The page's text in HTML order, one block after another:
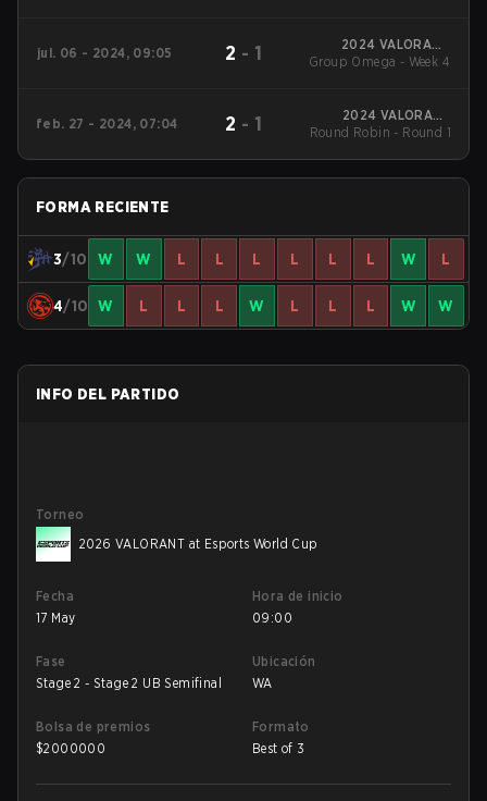
jul. 06 - 2024, 09:05 2 - 1
2024 VALORANT
Champions
Group Omega - Week 4
feb. 27 - 2024, 07:04 2 - 1
2024 VALORANT
Champions Tour:
Round Robin - Round 1
FORMA RECIENTE
3/10 W W L L L L L L W L
4/10 W L L L W L L L W W
INFO DEL PARTIDO
Torneo
2026 VALORANT at Esports World Cup
Fecha
17 May
Hora de inicio
09:00
Fase
Stage 2 - Stage 2 UB Semifinal
Ubicación
WA
Bolsa de premios
$2000000
Formato
Best of 3